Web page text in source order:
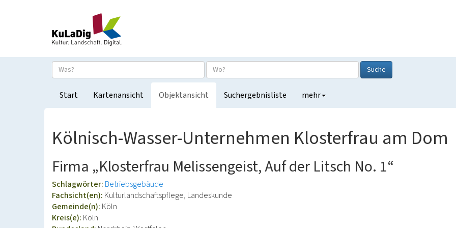
Suche
Start Kartenansicht Objektansicht Suchergebnisliste mehr
Kölnisch-Wasser-Unternehmen Klosterfrau am Dom
Firma „Klosterfrau Melissengeist, Auf der Litsch No. 1“
Schlagwörter: Betriebsgebäude
Fachsicht(en): Kulturlandschaftspflege, Landeskunde
Gemeinde(n): Köln
Kreis(e): Köln